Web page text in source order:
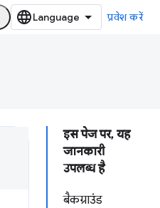
प्रवेश करें
इस पेज पर, यह
जानकारी
उपलब्ध है
बैकग्राउंड